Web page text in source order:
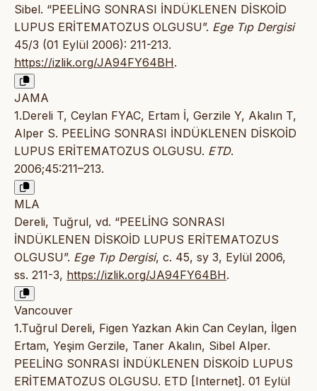
Sibel. “PEELİNG SONRASI İNDÜKLENEN DİSKOİD
LUPUS ERİTEMATOZUS OLGUSU”. Ege Tıp Dergisi
45/3 (01 Eylül 2006): 211-213.
https://izlik.org/JA94FY64BH.
JAMA
1.Dereli T, Ceylan FYAC, Ertam İ, Gerzile Y, Akalın T,
Alper S. PEELİNG SONRASI İNDÜKLENEN DİSKOİD
LUPUS ERİTEMATOZUS OLGUSU. ETD.
2006;45:211–213.
MLA
Dereli, Tuğrul, vd. “PEELİNG SONRASI
İNDÜKLENEN DİSKOİD LUPUS ERİTEMATOZUS
OLGUSU”. Ege Tıp Dergisi, c. 45, sy 3, Eylül 2006,
ss. 211-3, https://izlik.org/JA94FY64BH.
Vancouver
1.Tuğrul Dereli, Figen Yazkan Akin Can Ceylan, İlgen
Ertam, Yeşim Gerzile, Taner Akalın, Sibel Alper.
PEELİNG SONRASI İNDÜKLENEN DİSKOİD LUPUS
ERİTEMATOZUS OLGUSU. ETD [Internet]. 01 Eylül